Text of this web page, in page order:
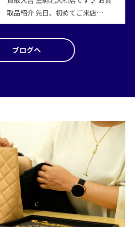
取品紹介 先日、初めてご来店…
ブログへ